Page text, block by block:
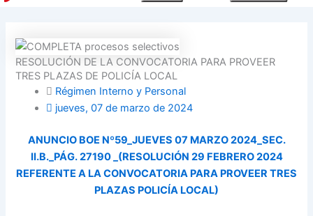
RESOLUCIÓN DE LA CONVOCATORIA PARA PROVEER
TRES PLAZAS DE POLICÍA LOCAL
Régimen Interno y Personal
jueves, 07 de marzo de 2024
ANUNCIO BOE Nº59_JUEVES 07 MARZO 2024_SEC.
II.B._PÁG. 27190 _(RESOLUCIÓN 29 FEBRERO 2024
REFERENTE A LA CONVOCATORIA PARA PROVEER TRES
PLAZAS POLICÍA LOCAL)